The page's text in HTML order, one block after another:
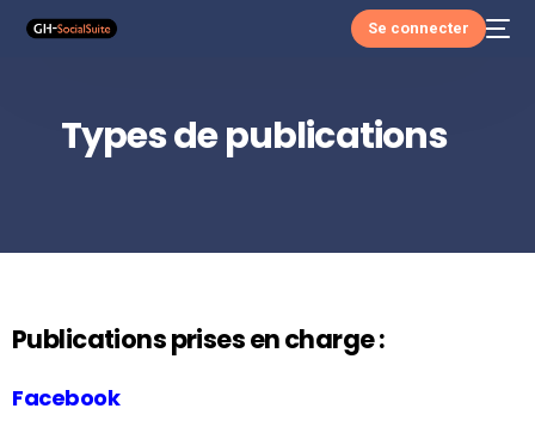
Se connecter
Types de publications
Publications prises en charge :
Facebook